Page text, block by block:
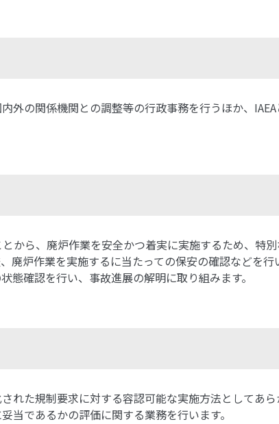
外の関係機関との調整等の行政事務を行うほか、
から、廃炉作業を安全かつ着実に実施するため、特
廃炉作業を実施するに当たっての保安の確認などを行
確認を行い、事故進展の解明に取り組みます。
れた規制要求に対する容認可能な実施方法としてあ
当であるかの評価に関する業務を行います。